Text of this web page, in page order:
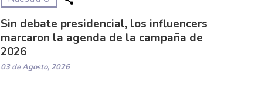
Sin debate presidencial, los influencers
marcaron la agenda de la campaña de
2026
03 de Agosto, 2026